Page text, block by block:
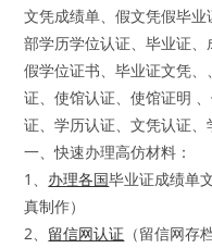
文凭成绩单、假文凭假毕
部学历学位认证、毕业证
假学位证书、毕业证文凭
证、使馆认证、使馆证明
证、学历认证、文凭认证、
一、快速办理高仿材料：
1、 办理各国毕业证成绩单
真制作）
2、 留信网认证 （留信网存